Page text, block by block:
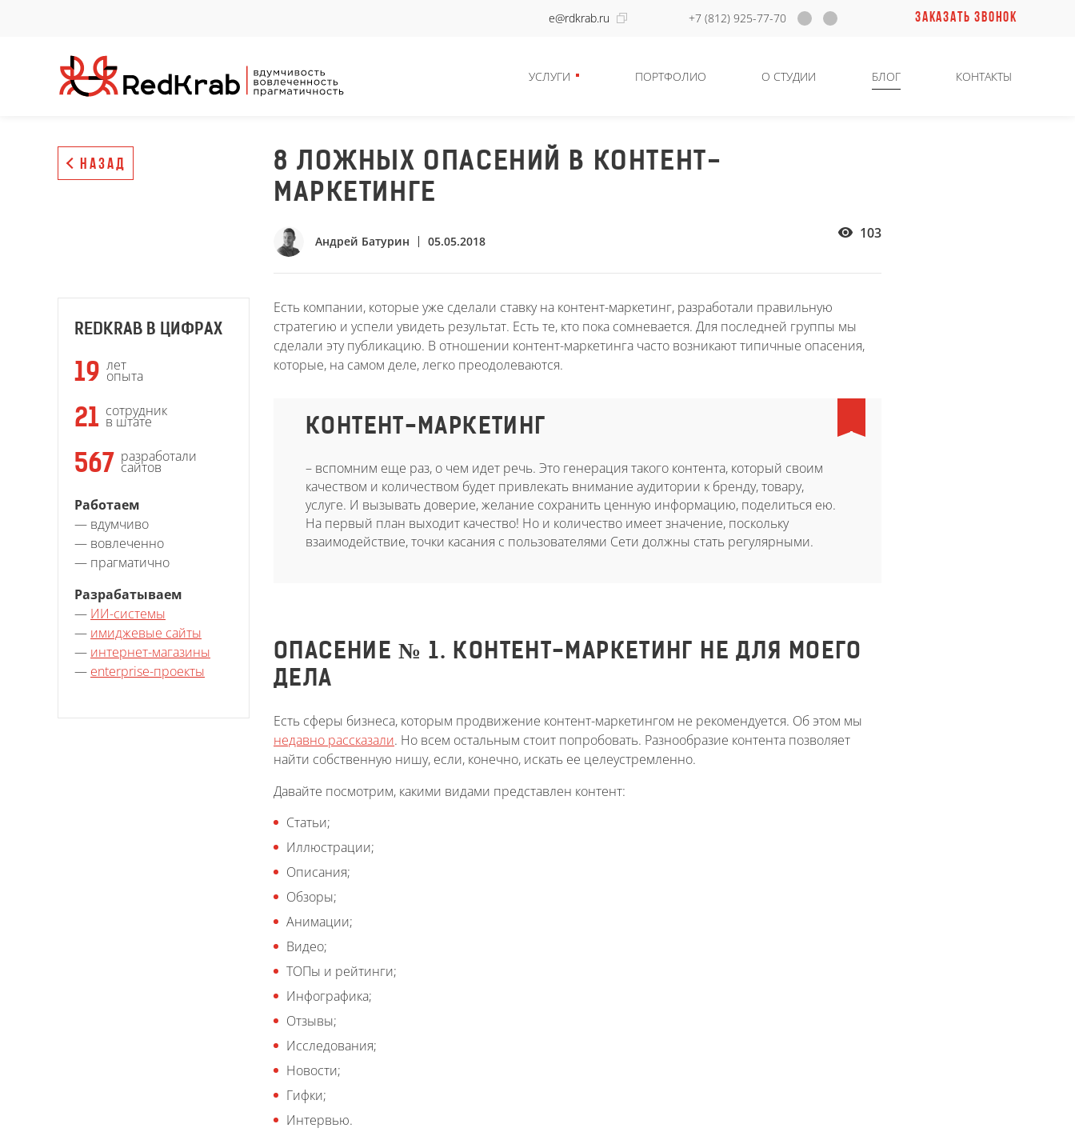
e@rdkrab.ru +7 (812) 925-77-70 ЗАКАЗАТЬ ЗВОНОК
УСЛУГИ ПОРТФОЛИО О СТУДИИ БЛОГ КОНТАКТЫ
НАЗАД
8 ЛОЖНЫХ ОПАСЕНИЙ В КОНТЕНТ-
МАРКЕТИНГЕ
Андрей Батурин 05.05.2018 103
REDKRAB В ЦИФРАХ
19 лет
опыта
21 сотрудник
в штате
567 разработали
сайтов
Работаем
— вдумчиво
— вовлеченно
— прагматично
Разрабатываем
— ИИ-системы
— имиджевые сайты
— интернет-магазины
— enterprise-проекты
Есть компании, которые уже сделали ставку на контент-маркетинг, разработали правильную
стратегию и успели увидеть результат. Есть те, кто пока сомневается. Для последней группы мы
сделали эту публикацию. В отношении контент-маркетинга часто возникают типичные опасения,
которые, на самом деле, легко преодолеваются.
КОНТЕНТ-МАРКЕТИНГ
– вспомним еще раз, о чем идет речь. Это генерация такого контента, который своим
качеством и количеством будет привлекать внимание аудитории к бренду, товару,
услуге. И вызывать доверие, желание сохранить ценную информацию, поделиться ею.
На первый план выходит качество! Но и количество имеет значение, поскольку
взаимодействие, точки касания с пользователями Сети должны стать регулярными.
ОПАСЕНИЕ № 1. КОНТЕНТ-МАРКЕТИНГ НЕ ДЛЯ МОЕГО
ДЕЛА
Есть сферы бизнеса, которым продвижение контент-маркетингом не рекомендуется. Об этом мы
недавно рассказали. Но всем остальным стоит попробовать. Разнообразие контента позволяет
найти собственную нишу, если, конечно, искать ее целеустремленно.
Давайте посмотрим, какими видами представлен контент:
Статьи;
Иллюстрации;
Описания;
Обзоры;
Анимации;
Видео;
ТОПы и рейтинги;
Инфографика;
Отзывы;
Исследования;
Новости;
Гифки;
Интервью.